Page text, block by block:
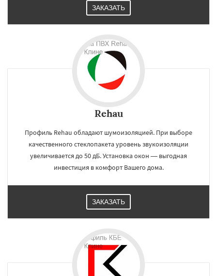
ЗАКАЗАТЬ
Rehau
Профиль Rehau обладают шумоизоляцией. При выборе
качественного стеклопакета уровень звукоизоляции
увеличивается до 50 дБ. Установка окон — выгодная
инвестиция в комфорт Вашего дома.
ЗАКАЗАТЬ